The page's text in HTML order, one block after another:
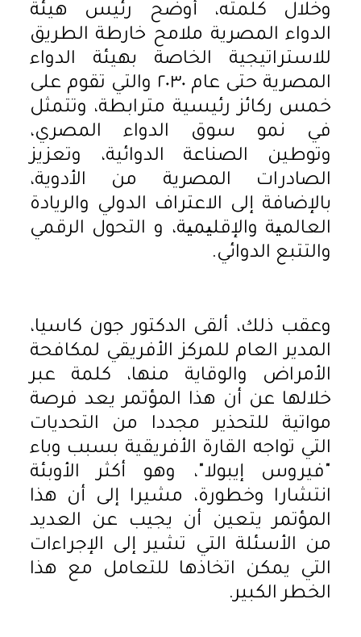
وخلال كلمته، أوضح رئيس هيئة
الدواء المصرية ملامح خارطة الطريق
للاستراتيجية الخاصة بهيئة الدواء
المصرية حتى عام ٢٠٣٠ والتي تقوم على
خمس ركائز رئيسية مترابطة، وتتمثل
في نمو سوق الدواء المصري،
وتوطين الصناعة الدوائية، وتعزيز
الصادرات المصرية من الأدوية،
بالإضافة إلى الاعتراف الدولي والريادة
العالمیة والإقلیمیة، و التحول الرقمي
والتتبع الدوائي.
وعقب ذلك، ألقى الدكتور جون كاسيا،
المدير العام للمركز الأفريقي لمكافحة
الأمراض والوقاية منها، كلمة عبر
خلالها عن أن هذا المؤتمر يعد فرصة
مواتية للتحذير مجددا من التحديات
التي تواجه القارة الأفريقية بسبب وباء
"فيروس إيبولا"، وهو أكثر الأوبئة
انتشارا وخطورة، مشيرا إلى أن هذا
المؤتمر يتعين أن يجيب عن العديد
من الأسئلة التي تشير إلى الإجراءات
التي يمكن اتخاذها للتعامل مع هذا
الخطر الكبير.